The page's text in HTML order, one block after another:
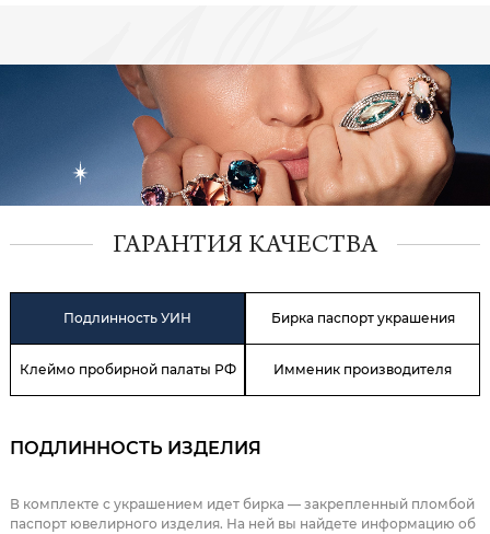
ГАРАНТИЯ КАЧЕСТВА
Подлинность УИН Бирка паспорт украшения
Клеймо пробирной палаты РФ Имменик производителя
ПОДЛИННОСТЬ ИЗДЕЛИЯ
В комплекте с украшением идет бирка — закрепленный пломбой
паспорт ювелирного изделия. На ней вы найдете информацию об